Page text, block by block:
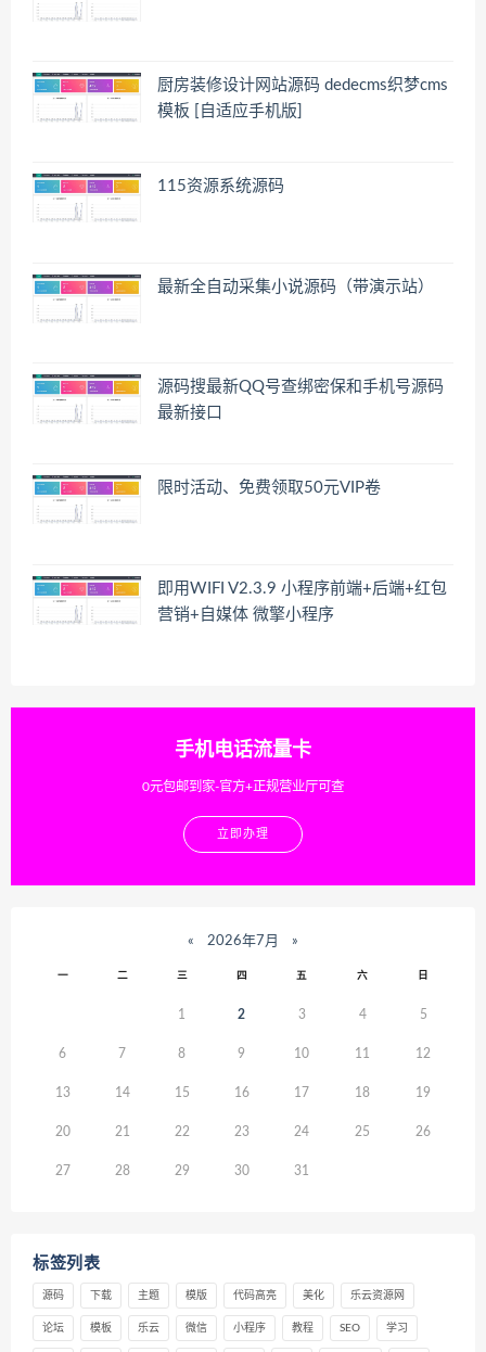
厨房装修设计网站源码 dedecms织梦cms
模板 [自适应手机版]
115资源系统源码
最新全自动采集小说源码（带演示站）
源码搜最新QQ号查绑密保和手机号源码
最新接口
限时活动、免费领取50元VIP卷
即用WIFI V2.3.9 小程序前端+后端+红包
营销+自媒体 微擎小程序
手机电话流量卡
0元包邮到家-官方+正规营业厅可查
立即办理
« 2026年7月 »
一 二 三 四 五 六 日
1 2 3 4 5
6 7 8 9 10 11 12
13 14 15 16 17 18 19
20 21 22 23 24 25 26
27 28 29 30 31
标签列表
源码 下载 主题 模版 代码高亮 美化 乐云资源网
论坛 模板 乐云 微信 小程序 教程 SEO 学习